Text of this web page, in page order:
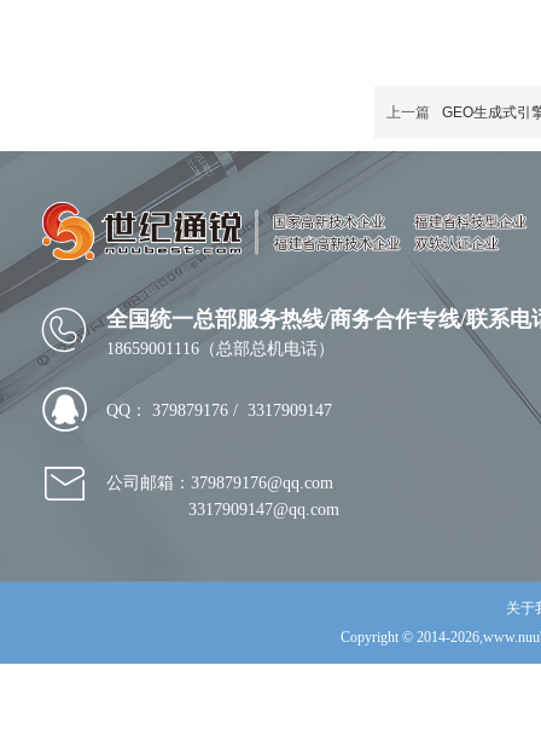
上一篇 GEO生成式引
全国统一总部服务热线/商务合作专线/联系电
18659001116（总部总机电话）
QQ： 379879176 / 3317909147
公司邮箱：379879176@qq.com
3317909147@qq.com
关于
Copyright © 2014-